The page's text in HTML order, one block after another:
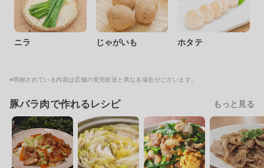
ニラ じゃがいも ホタテ
※明細されている内容は店舗の実売状況と異なる場合がございます。
豚バラ肉で作れるレシピ もっと見る